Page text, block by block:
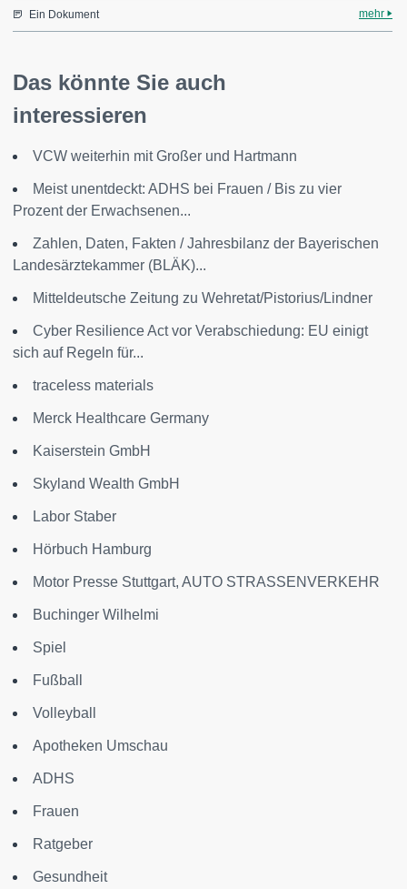
Ein Dokument mehr
Das könnte Sie auch
interessieren
VCW weiterhin mit Großer und Hartmann
Meist unentdeckt: ADHS bei Frauen / Bis zu vier
Prozent der Erwachsenen...
Zahlen, Daten, Fakten / Jahresbilanz der Bayerischen
Landesärztekammer (BLÄK)...
Mitteldeutsche Zeitung zu Wehretat/Pistorius/Lindner
Cyber Resilience Act vor Verabschiedung: EU einigt
sich auf Regeln für...
traceless materials
Merck Healthcare Germany
Kaiserstein GmbH
Skyland Wealth GmbH
Labor Staber
Hörbuch Hamburg
Motor Presse Stuttgart, AUTO STRASSENVERKEHR
Buchinger Wilhelmi
Spiel
Fußball
Volleyball
Apotheken Umschau
ADHS
Frauen
Ratgeber
Gesundheit